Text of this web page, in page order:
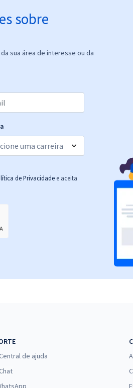
sobre
sua área de interesse ou da
de Privacidade e aceita
de ajuda